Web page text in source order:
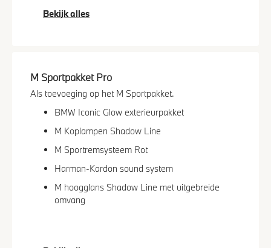
Bekijk alles
M Sportpakket Pro
Als toevoeging op het M Sportpakket.
BMW Iconic Glow exterieurpakket
M Koplampen Shadow Line
M Sportremsysteem Rot
Harman-Kardon sound system
M hoogglans Shadow Line met uitgebreide
omvang